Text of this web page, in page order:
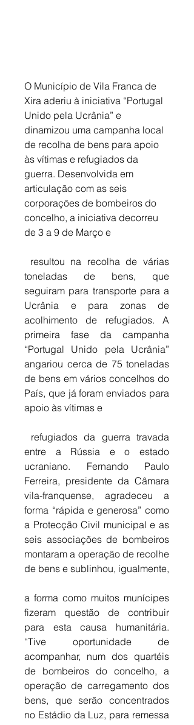
O Município de Vila Franca de
Xira aderiu à iniciativa “Portugal
Unido pela Ucrânia” e
dinamizou uma campanha local
de recolha de bens para apoio
às vítimas e refugiados da
guerra. Desenvolvida em
articulação com as seis
corporações de bombeiros do
concelho, a iniciativa decorreu
de 3 a 9 de Março e
toneladas de bens, que
seguiram para transporte para a
Ucrânia e para zonas de
acolhimento de refugiados. A
primeira fase da campanha
“Portugal Unido pela Ucrânia”
angariou cerca de 75 toneladas
de bens em vários concelhos do
País, que já foram enviados para
apoio às vítimas e
entre a Rússia e o estado
ucraniano. Fernando Paulo
Ferreira, presidente da Câmara
vila-franquense, agradeceu a
forma “rápida e generosa” como
a Protecção Civil municipal e as
seis associações de bombeiros
montaram a operação de recolhe
a forma como muitos munícipes
fizeram questão de contribuir
para esta causa humanitária.
“Tive oportunidade de
acompanhar, num dos quartéis
de bombeiros do concelho, a
operação de carregamento dos
bens, que serão concentrados
no Estádio da Luz, para remessa